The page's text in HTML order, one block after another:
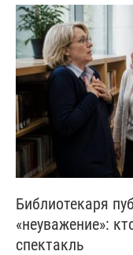
Библиотекаря
«неуважение»:
спектакль